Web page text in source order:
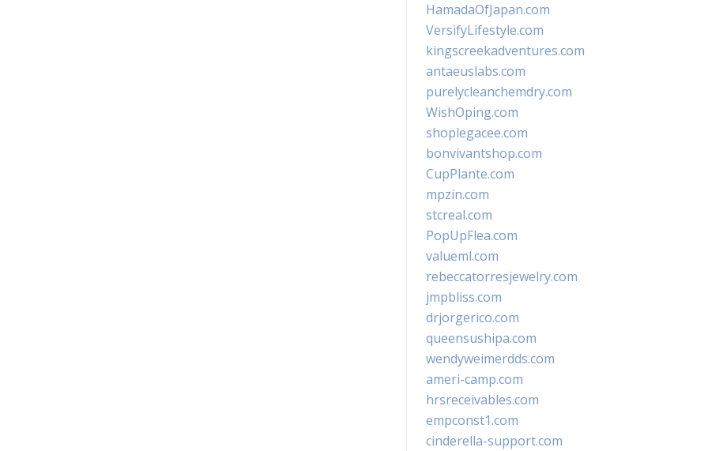
HamadaOfJapan.com
VersifyLifestyle.com
kingscreekadventures.com
antaeuslabs.com
purelycleanchemdry.com
WishOping.com
shoplegacee.com
bonvivantshop.com
CupPlante.com
mpzin.com
stcreal.com
PopUpFlea.com
valueml.com
rebeccatorresjewelry.com
jmpbliss.com
drjorgerico.com
queensushipa.com
wendyweimerdds.com
ameri-camp.com
hrsreceivables.com
empconst1.com
cinderella-support.com